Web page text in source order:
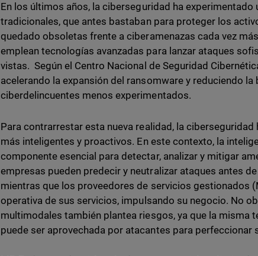
En los últimos años, la ciberseguridad ha experimentado
tradicionales, que antes bastaban para proteger los
quedado obsoletas frente a ciberamenazas cada vez
emplean tecnologías avanzadas para lanzar ataques
vistas. Según el Centro Nacional de Seguridad
acelerando la expansión del ransomware y reduciendo la
ciberdelincuentes menos experimentados.
Para contrarrestar esta nueva realidad, la
más inteligentes y proactivos. En este contexto, la
componente esencial para detectar, analizar y mitigar
empresas pueden predecir y neutralizar ataques antes
mientras que los proveedores de servicios gestionados
operativa de sus servicios, impulsando su negocio. No
multimodales también plantea riesgos, ya que la misma
puede ser aprovechada por atacantes para perfeccionar